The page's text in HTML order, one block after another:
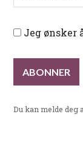
Jeg ønsker
Du kan melde deg